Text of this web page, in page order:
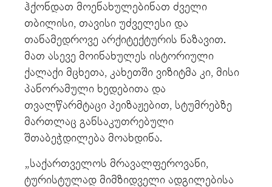
ჰქონდათ მოენახულებინათ ძველი
თბილისი, თავისი უძველესი და
თანამედროვე არქიტექტურის ნაზავით.
მათ ასევე მოინახულეს ისტორიული
ქალაქი მცხეთა, კახეთში ვიზიტმა კი, მისი
პანორამული ხედებითა და
თვალწარმტაცი პეიზაჟებით, სტუმრებზე
მართლაც განსაკუთრებული
შთაბეჭდილება მოახდინა.
„საქართველოს მრავალფეროვანი,
ტურისტულად მიმზიდველი ადგილებისა